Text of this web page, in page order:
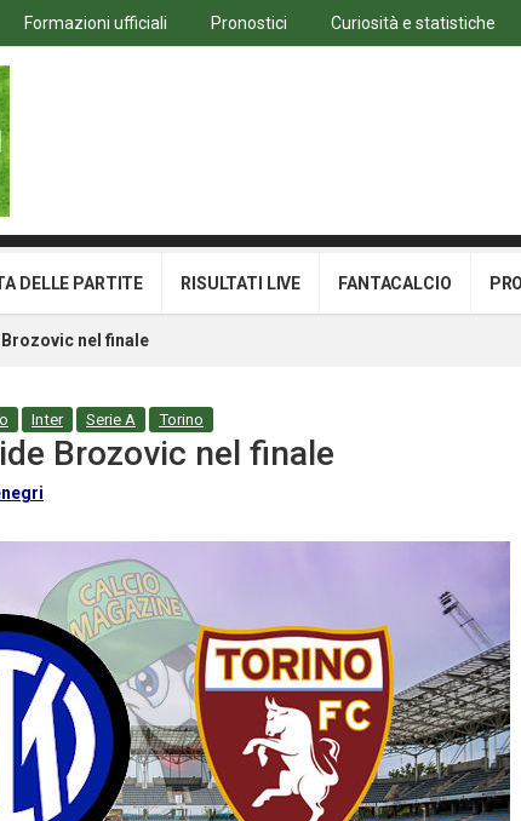
Formazioni ufficiali Pronostici Curiosità e statistiche
DELLE PARTITE RISULTATI LIVE FANTACALCIO
nel finale
Inter Serie A Torino
Brozovic nel finale